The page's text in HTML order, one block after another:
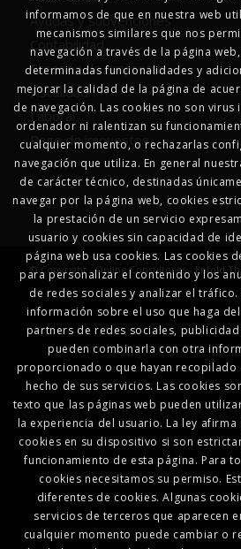
Ayudas y subvenciones
Contabilidad
Creación de empresas
Fiscalidad
Laboral
Pago de impuestos
RENTA
© Copyright - Online Consultores - Enfold
informamos de que en nuestra web
mecanismos similares que nos
navegación a través de la página
determinadas funcionalidades y
mejorar la calidad de la página de
de navegación. Las cookies no son
ordenador ni ralentizan su
cualquier momento, o rechazarlas
navegación que utiliza. En general
de carácter técnico, destinadas
navegar por la página web, cookies
la prestación de un servicio
usuario y cookies sin capacidad de
página web usa cookies. Las cookies
para personalizar el contenido y los
de redes sociales y analizar el
información sobre el uso que haga
partners de redes sociales,
pueden combinarla con otra
proporcionado o que hayan recopilado
hecho de sus servicios. Las cookies
texto que las páginas web pueden
la experiencia del usuario. La ley
cookies en su dispositivo si son
funcionamiento de esta página. Para
cookies necesitamos su permiso.
diferentes de cookies. Algunas
servicios de terceros que aparecen
cualquier momento puede cambiar o